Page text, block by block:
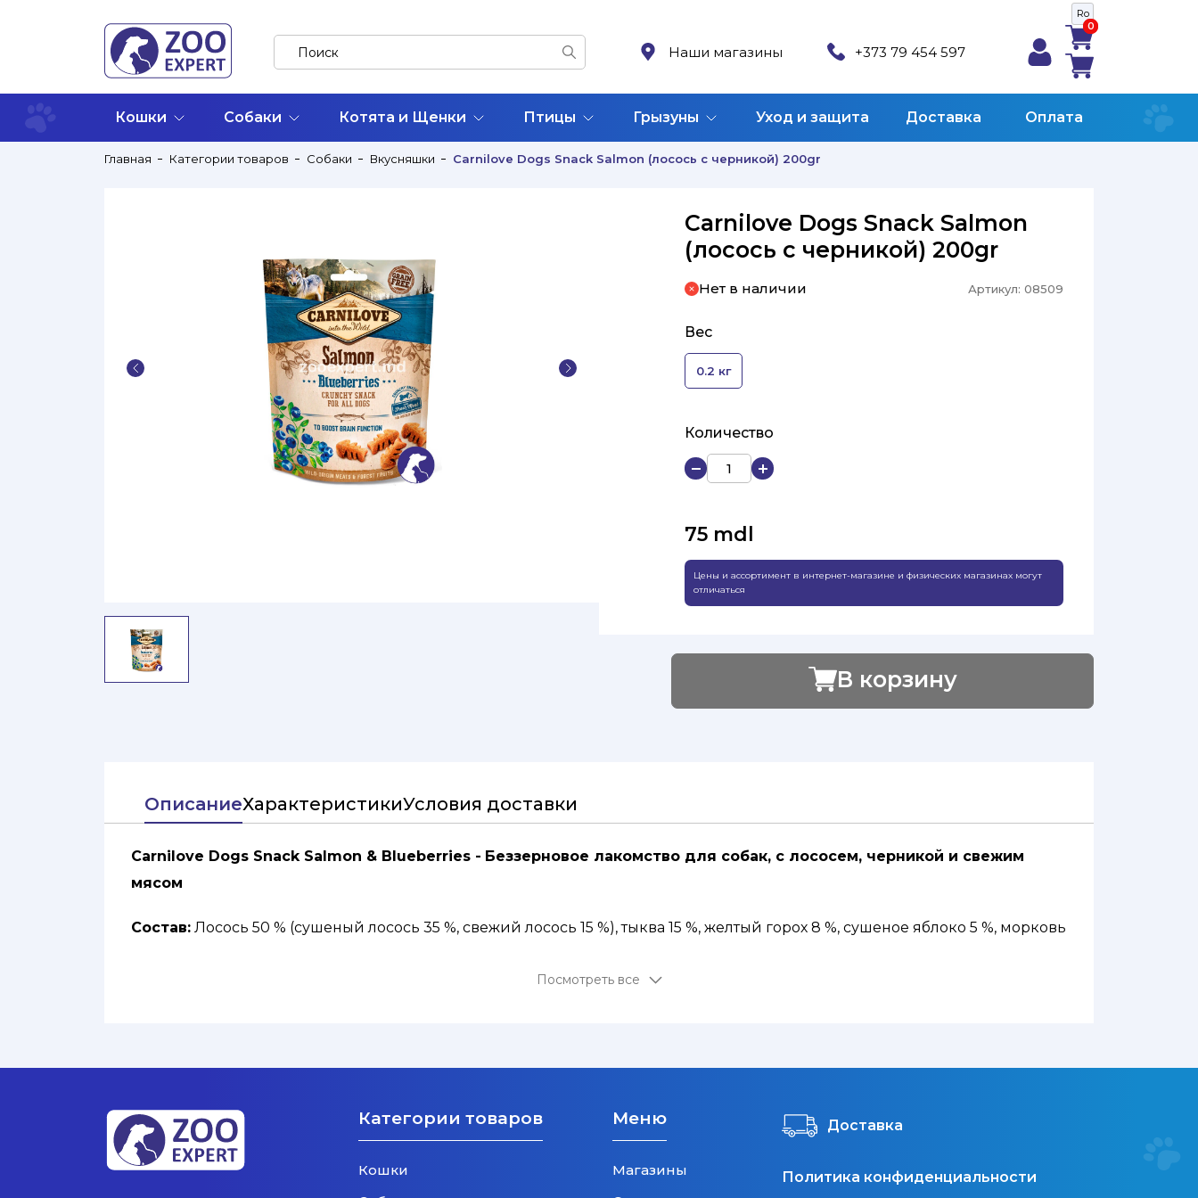
Ro
Наши магазины +373 79 454 597
0
0
Кошки Собаки Котята и Щенки Птицы Грызуны Уход и защита Доставка Оплата
Главная Категории товаров Собаки Вкусняшки Carnilove Dogs Snack Salmon (лосось с черникой) 200gr
Carnilove Dogs Snack Salmon
(лосось с черникой) 200gr
Нет в наличии Артикул: 08509
Вес
0.2 кг
Количество
75 mdl
Цены и ассортимент в интернет-магазине и физических магазинах могут
отличаться
В корзину
ОписаниеХарактеристикиУсловия доставки
Carnilove Dogs Snack Salmon & Blueberries - Беззерновое лакомство для собак, с лососем, черникой и свежим
мясом
Состав: Лосось 50 % (сушеный лосось 35 %, свежий лосось 15 %), тыква 15 %, желтый горох 8 %, сушеное яблоко 5 %, морковь
Посмотреть все
Категории товаров
Кошки
Меню
Магазины
Доставка
Политика конфиденциальности